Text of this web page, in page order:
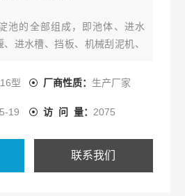
池的全部组成，即池体、进水
进水槽、挡板、机械刮泥机、
调速器1套； 3、防腐蚀进水泵
开关2只、电源线； 6、连接管
型 厂商性质： 生产厂家
19 访 问 量： 2075
联系我们